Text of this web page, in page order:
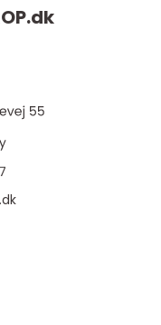
dk